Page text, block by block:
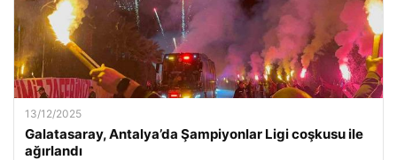
13/12/2025
Galatasaray, Antalya’da Şampiyonlar Ligi coşkusu ile
ağırlandı